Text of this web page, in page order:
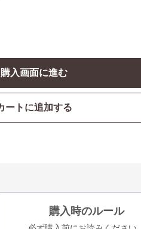
購入画面に進む
ートに追加する
購入時のルール